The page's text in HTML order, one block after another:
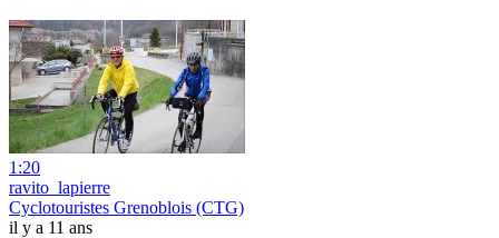
1:20
ravito_lapierre
Cyclotouristes Grenoblois (CTG)
il y a 11 ans